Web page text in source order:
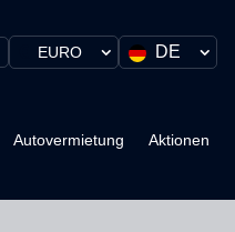
DE
EURO
Autovermietung Aktionen